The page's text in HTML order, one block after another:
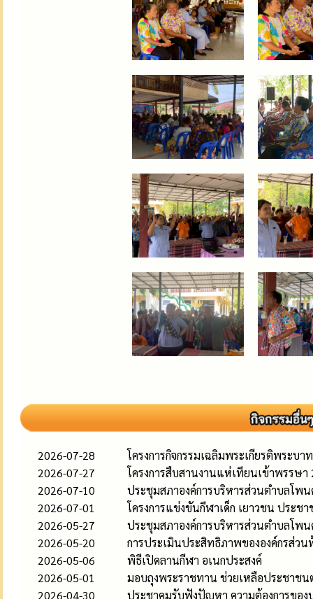
2026-07-28
โครงการกิจกรรมเฉลิมพระเกียรติพระบ
2026-07-27
โครงการสืบสานงานแห่เทียนเข้าพรรษา
2026-07-10
ประชุมสภาองค์การบริหารส่วนตำบลโพ
2026-07-01
โครงการแข่งขันกีฬาเด็ก เยาวชน ประ
2026-05-27
ประชุมสภาองค์การบริหารส่วนตำบลโ
2026-05-20
การประเมินประสิทธิภาพขององค์กรส่ว
2026-05-06
พิธีเปิดลานกีฬา อเนกประสงค์
2026-05-01
มอบถุงพระราชทาน ช่วยเหลือประชาช
2026-04-30
ประชาคมรับฟังปัญหา ความต้องการขอ